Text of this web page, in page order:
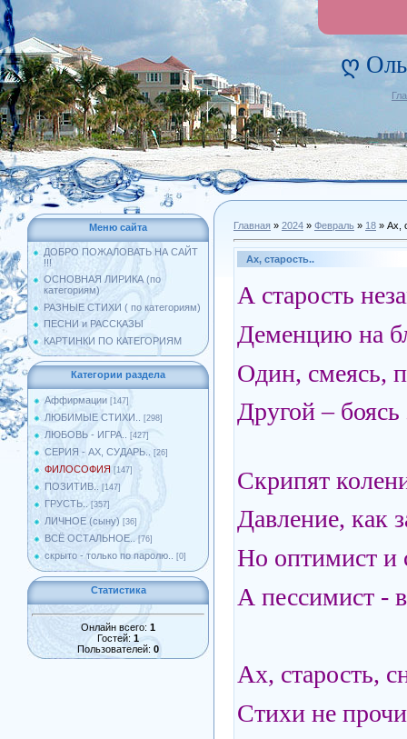
ღ
Меню сайта
ДОБРО ПОЖАЛОВАТЬ НА САЙТ
!!!
ОСНОВНАЯ ЛИРИКА (по
категориям)
РАЗНЫЕ СТИХИ ( по категориям)
ПЕСНИ и РАССКАЗЫ
КАРТИНКИ ПО КАТЕГОРИЯМ
Категории раздела
Аффирмации [147]
ЛЮБИМЫЕ СТИХИ.. [298]
ЛЮБОВЬ - ИГРА.. [427]
СЕРИЯ - АХ, СУДАРЬ.. [26]
ФИЛОСОФИЯ [147]
ПОЗИТИВ.. [147]
ГРУСТЬ.. [357]
ЛИЧНОЕ (сыну) [36]
ВСЁ ОСТАЛЬНОЕ.. [76]
скрыто - только по паролю.. [0]
Статистика
Онлайн всего: 1
Гостей: 1
Пользователей: 0
Главная » 2024 » Февраль » 18 » Ах,
Ах, старость..
А старость
Деменцию на
Один, смеясь,
Другой – боясь
Скрипят
Давление, как
Но оптимист и
А пессимист -
Ах, старость,
Стихи не